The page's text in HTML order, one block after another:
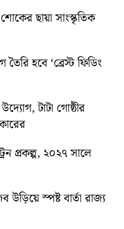
ছায়া সাংস্কৃতিক
হবে ‘ব্রেস্ট ফিডিং
টাটা গোষ্ঠীর
প্রকল্প, ২০২৭ সালে
স্পষ্ট বার্তা রাজ্য